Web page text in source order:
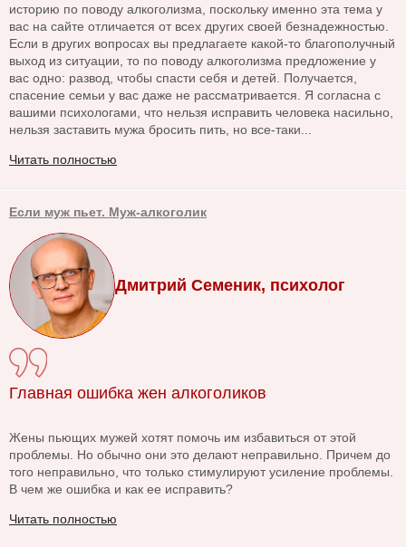
историю по поводу алкоголизма, поскольку именно эта тема у
вас на сайте отличается от всех других своей безнадежностью.
Если в других вопросах вы предлагаете какой-то благополучный
выход из ситуации, то по поводу алкоголизма предложение у
вас одно: развод, чтобы спасти себя и детей. Получается,
спасение семьи у вас даже не рассматривается. Я согласна с
вашими психологами, что нельзя исправить человека насильно,
нельзя заставить мужа бросить пить, но все-таки...
Читать полностью
Если муж пьет. Муж-алкоголик
Дмитрий Семеник, психолог
Главная ошибка жен алкоголиков
Жены пьющих мужей хотят помочь им избавиться от этой
проблемы. Но обычно они это делают неправильно. Причем до
того неправильно, что только стимулируют усиление проблемы.
В чем же ошибка и как ее исправить?
Читать полностью